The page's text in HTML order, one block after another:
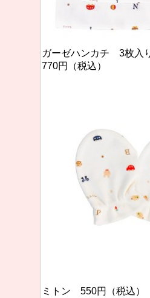
ガーゼハンカチ 3枚入
770円（税込）
ミトン 550円（税込）